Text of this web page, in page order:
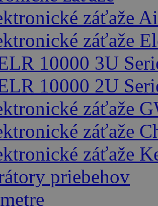
záťaže
záťaže
10000 3U
10000 2U
záťaže
záťaže
záťaže
priebehov